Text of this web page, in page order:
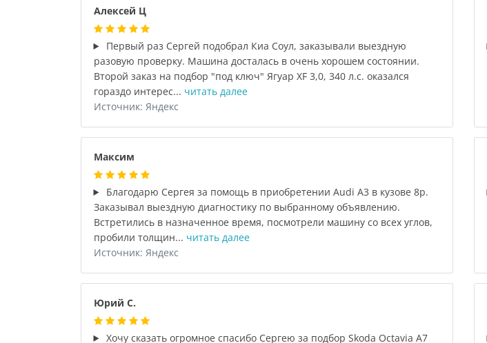
Алексей Ц
Первый раз Сергей подобрал Киа Соул, заказывали выездную
разовую проверку. Машина досталась в очень хорошем состоянии.
Второй заказ на подбор "под ключ" Ягуар XF 3,0, 340 л.с. оказался
гораздо интерес... читать далее
Источник: Яндекс
Максим
Благодарю Сергея за помощь в приобретении Audi A3 в кузове 8p.
Заказывал выездную диагностику по выбранному объявлению.
Встретились в назначенное время, посмотрели машину со всех углов,
пробили толщин... читать далее
Источник: Яндекс
Юрий С.
Хочу сказать огромное спасибо Сергею за подбор Skoda Octavia A7